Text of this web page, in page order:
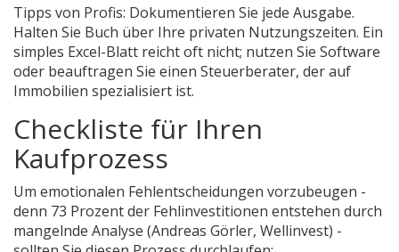
Tipps von Profis: Dokumentieren Sie jede Ausgabe.
Halten Sie Buch über Ihre privaten Nutzungszeiten. Ein
simples Excel-Blatt reicht oft nicht; nutzen Sie Software
oder beauftragen Sie einen Steuerberater, der auf
Immobilien spezialisiert ist.
Checkliste für Ihren
Kaufprozess
Um emotionalen Fehlentscheidungen vorzubeugen -
denn 73 Prozent der Fehlinvestitionen entstehen durch
mangelnde Analyse (Andreas Görler, Wellinvest) -